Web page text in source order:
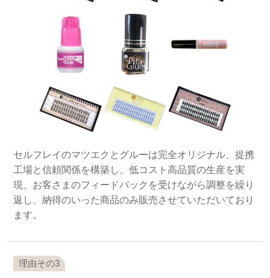
セルフレイのマツエクとグルーは完全オリジナル、提携
工場と信頼関係を構築し、低コスト高品質の生産を実
現、お客さまのフィードバックを受けながら調整を繰り
返し、納得のいった商品のみ販売させていただいており
ます。